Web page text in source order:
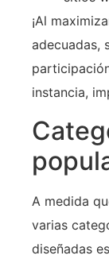
¡Al
adecuadas,
instancia,
A medida
varias
diseñadas